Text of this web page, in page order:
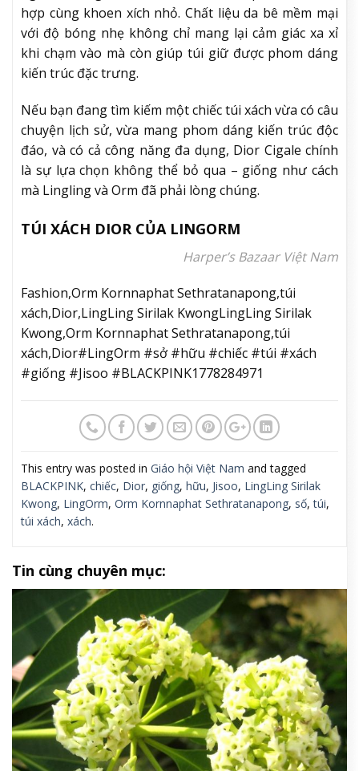
hợp cùng khoen xích nhỏ. Chất liệu da bê mềm mại
với độ bóng nhẹ không chỉ mang lại cảm giác xa xỉ
khi chạm vào mà còn giúp túi giữ được phom dáng
kiến trúc đặc trưng.
Nếu bạn đang tìm kiếm một chiếc túi xách vừa có câu
chuyện lịch sử, vừa mang phom dáng kiến trúc độc
đáo, và có cả công năng đa dụng, Dior Cigale chính
là sự lựa chọn không thể bỏ qua – giống như cách
mà Lingling và Orm đã phải lòng chúng.
TÚI XÁCH DIOR CỦA LINGORM
Harper’s Bazaar Việt Nam
Fashion,Orm Kornnaphat Sethratanapong,túi
xách,Dior,LingLing Sirilak KwongLingLing Sirilak
Kwong,Orm Kornnaphat Sethratanapong,túi
xách,Dior#LingOrm #sở #hữu #chiếc #túi #xách
#giống #Jisoo #BLACKPINK1778284971
This entry was posted in Giáo hội Việt Nam and tagged
BLACKPINK, chiếc, Dior, giống, hữu, Jisoo, LingLing Sirilak
Kwong, LingOrm, Orm Kornnaphat Sethratanapong, số,túi,
túi xách, xách.
Tin cùng chuyên mục: